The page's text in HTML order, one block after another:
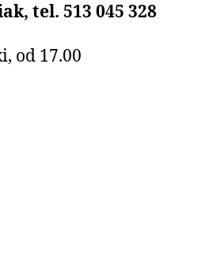
tel. 513 045 328
od 17.00